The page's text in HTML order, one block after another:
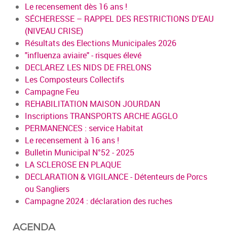
Le recensement dès 16 ans !
SÉCHERESSE – RAPPEL DES RESTRICTIONS D'EAU
(NIVEAU CRISE)
Résultats des Elections Municipales 2026
"influenza aviaire" - risques élevé
DECLAREZ LES NIDS DE FRELONS
Les Composteurs Collectifs
Campagne Feu
REHABILITATION MAISON JOURDAN
Inscriptions TRANSPORTS ARCHE AGGLO
PERMANENCES : service Habitat
Le recensement à 16 ans !
Bulletin Municipal N°52 - 2025
LA SCLEROSE EN PLAQUE
DECLARATION & VIGILANCE - Détenteurs de Porcs
ou Sangliers
Campagne 2024 : déclaration des ruches
AGENDA